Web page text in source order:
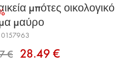
μπότες οικολογικό
μαύρο
28.49 €